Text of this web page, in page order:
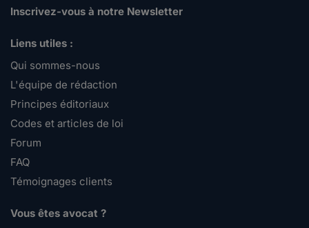
Inscrivez-vous à notre Newsletter
Liens utiles :
Qui sommes-nous
L'équipe de rédaction
Principes éditoriaux
Codes et articles de loi
Forum
FAQ
Témoignages clients
Vous êtes avocat ?